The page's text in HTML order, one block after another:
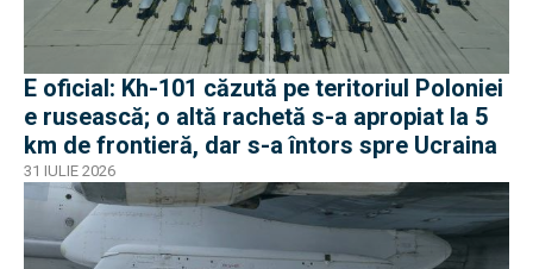
E oficial: Kh-101 căzută pe teritoriul Poloniei
e rusească; o altă rachetă s-a apropiat la 5
km de frontieră, dar s-a întors spre Ucraina
31 IULIE 2026